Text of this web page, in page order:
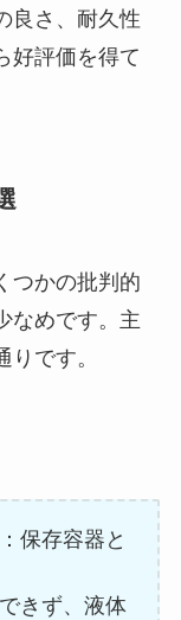
良さ、耐久性
好評価を得て
つかの批判的
なめです。主
です。
保存容器と
きず、液体